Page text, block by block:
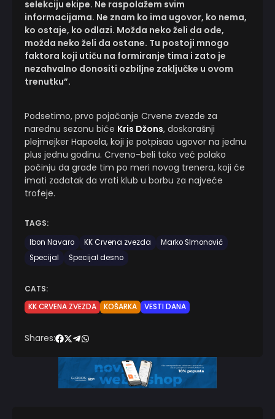
selekciju ekipe. Ne raspolažem svim
informacijama. Ne znam ko ima ugovor, ko nema,
ko ostaje, ko odlazi. Možda neko želi da ode,
možda neko želi da ostane. Tu postoji mnogo
faktora koji utiču na formiranje tima i zato je
nezahvalno donositi ozbiljne zaključke u ovom
trenutku”.
Podsetimo, prvo pojačanje Crvene zvezde za
narednu sezonu biće Kris Džons, doskorašnji
plejmejker Hapoela, koji je potpisao ugovor na jednu
plus jednu godinu. Crveno-beli tako već polako
počinju da grade tim po meri novog trenera, koji će
imati zadatak da vrati klub u borbu za najveće
trofeje.
TAGS:
Ibon Navaro
KK Crvena zvezda
Marko SImonović
Specijal
Specijal desno
CATS:
KK CRVENA ZVEZDA
KOŠARKA VESTI DANA
Shares: